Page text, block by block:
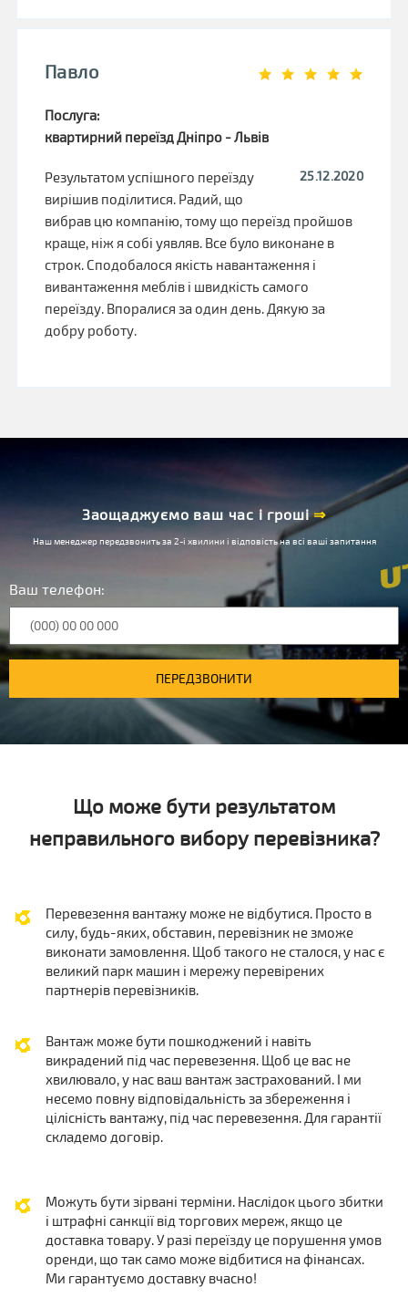
Павло
Послуга:
квартирний переїзд Дніпро - Львів
25.12.2020
Результатом успішного переїзду
вирішив поділитися. Радий, що
вибрав цю компанію, тому що переїзд пройшов
краще, ніж я собі уявляв. Все було виконане в
строк. Сподобалося якість навантаження і
вивантаження меблів і швидкість самого
переїзду. Впоралися за один день. Дякую за
добру роботу.
Заощаджуємо ваш час і гроші⇒
Наш менеджер передзвонить за 2-і хвилини і відповість на всі ваші запитання
Ваш телефон:
ПЕРЕДЗВОНИТИ
Що може бути результатом
неправильного вибору перевізника?
Перевезення вантажу може не відбутися. Просто в
силу, будь-яких, обставин, перевізник не зможе
виконати замовлення. Щоб такого не сталося, у нас є
великий парк машин і мережу перевірених
партнерів перевізників.
Вантаж може бути пошкоджений і навіть
викрадений під час перевезення. Щоб це вас не
хвилювало, у нас ваш вантаж застрахований. І ми
несемо повну відповідальність за збереження і
цілісність вантажу, під час перевезення. Для гарантії
складемо договір.
Можуть бути зірвані терміни. Наслідок цього збитки
і штрафні санкції від торгових мереж, якщо це
доставка товару. У разі переїзду це порушення умов
оренди, що так само може відбитися на фінансах.
Ми гарантуємо доставку вчасно!